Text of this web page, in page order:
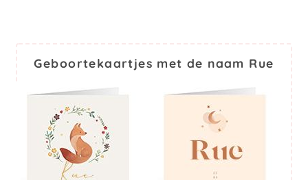
Geboortekaartjes met de naam Rue